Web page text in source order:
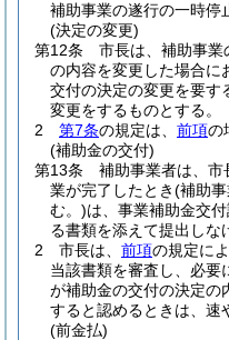
補助事業の遂行の一時停
(決定の変更)
第12条
市長は、補助事業
の内容を変更した場合に
交付の決定の変更を要す
変更をするものとする。
2
第7条の規定は、 前項の
(補助金の交付)
第13条
補助事業者は、市
業が完了したとき(補助
む。)は、事業補助金交
る書類を添えて提出しな
2
市長は、 前項の規定に
当該書類を審査し、必要
が補助金の交付の決定の
すると認めるときは、速
(前金払)